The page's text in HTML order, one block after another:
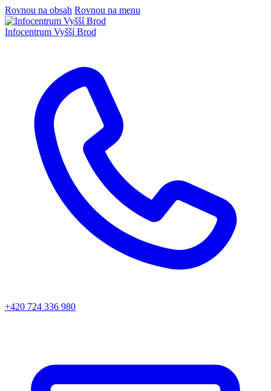
Rovnou na obsah Rovnou na menu
Infocentrum Vyšší Brod
+420 724 336 980